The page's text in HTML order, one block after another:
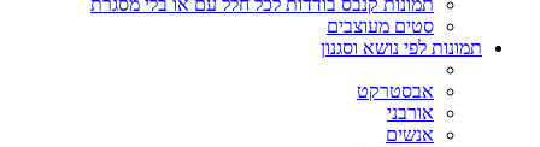
סטים מעוצבים
תמונות לפי נושא וסגנון
אבסטרקט
אורבני
אנשים